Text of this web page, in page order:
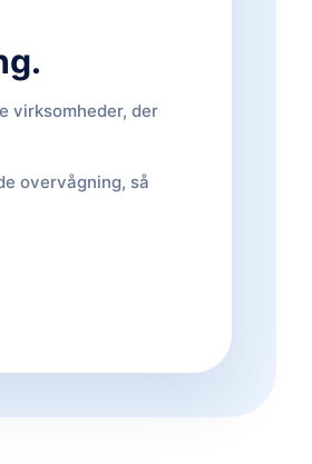
virksomheder, der
overvågning, så